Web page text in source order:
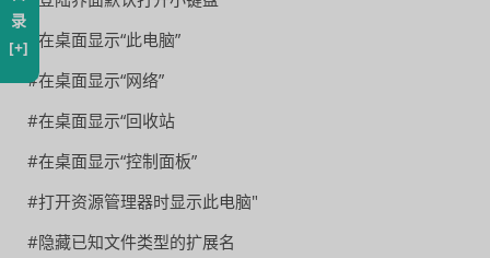
#在桌面显示“此电脑”
#在桌面显示“网络”
#在桌面显示“回收站
#在桌面显示“控制面板”
#打开资源管理器时显示此电脑"
#隐藏已知文件类型的扩展名
录
[+]